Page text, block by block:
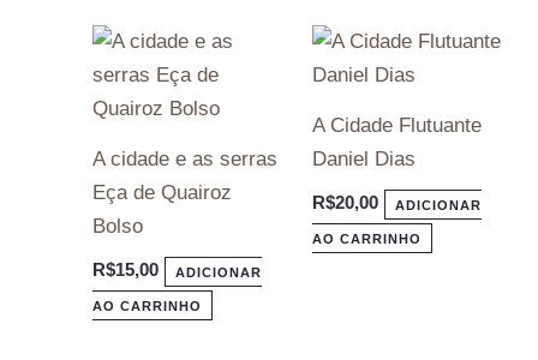
A cidade e as serras
Eça de Quairoz
Bolso
R$15,00 ADICIONAR
AO CARRINHO
A Cidade Flutuante
Daniel Dias
R$20,00 ADICIONAR
AO CARRINHO